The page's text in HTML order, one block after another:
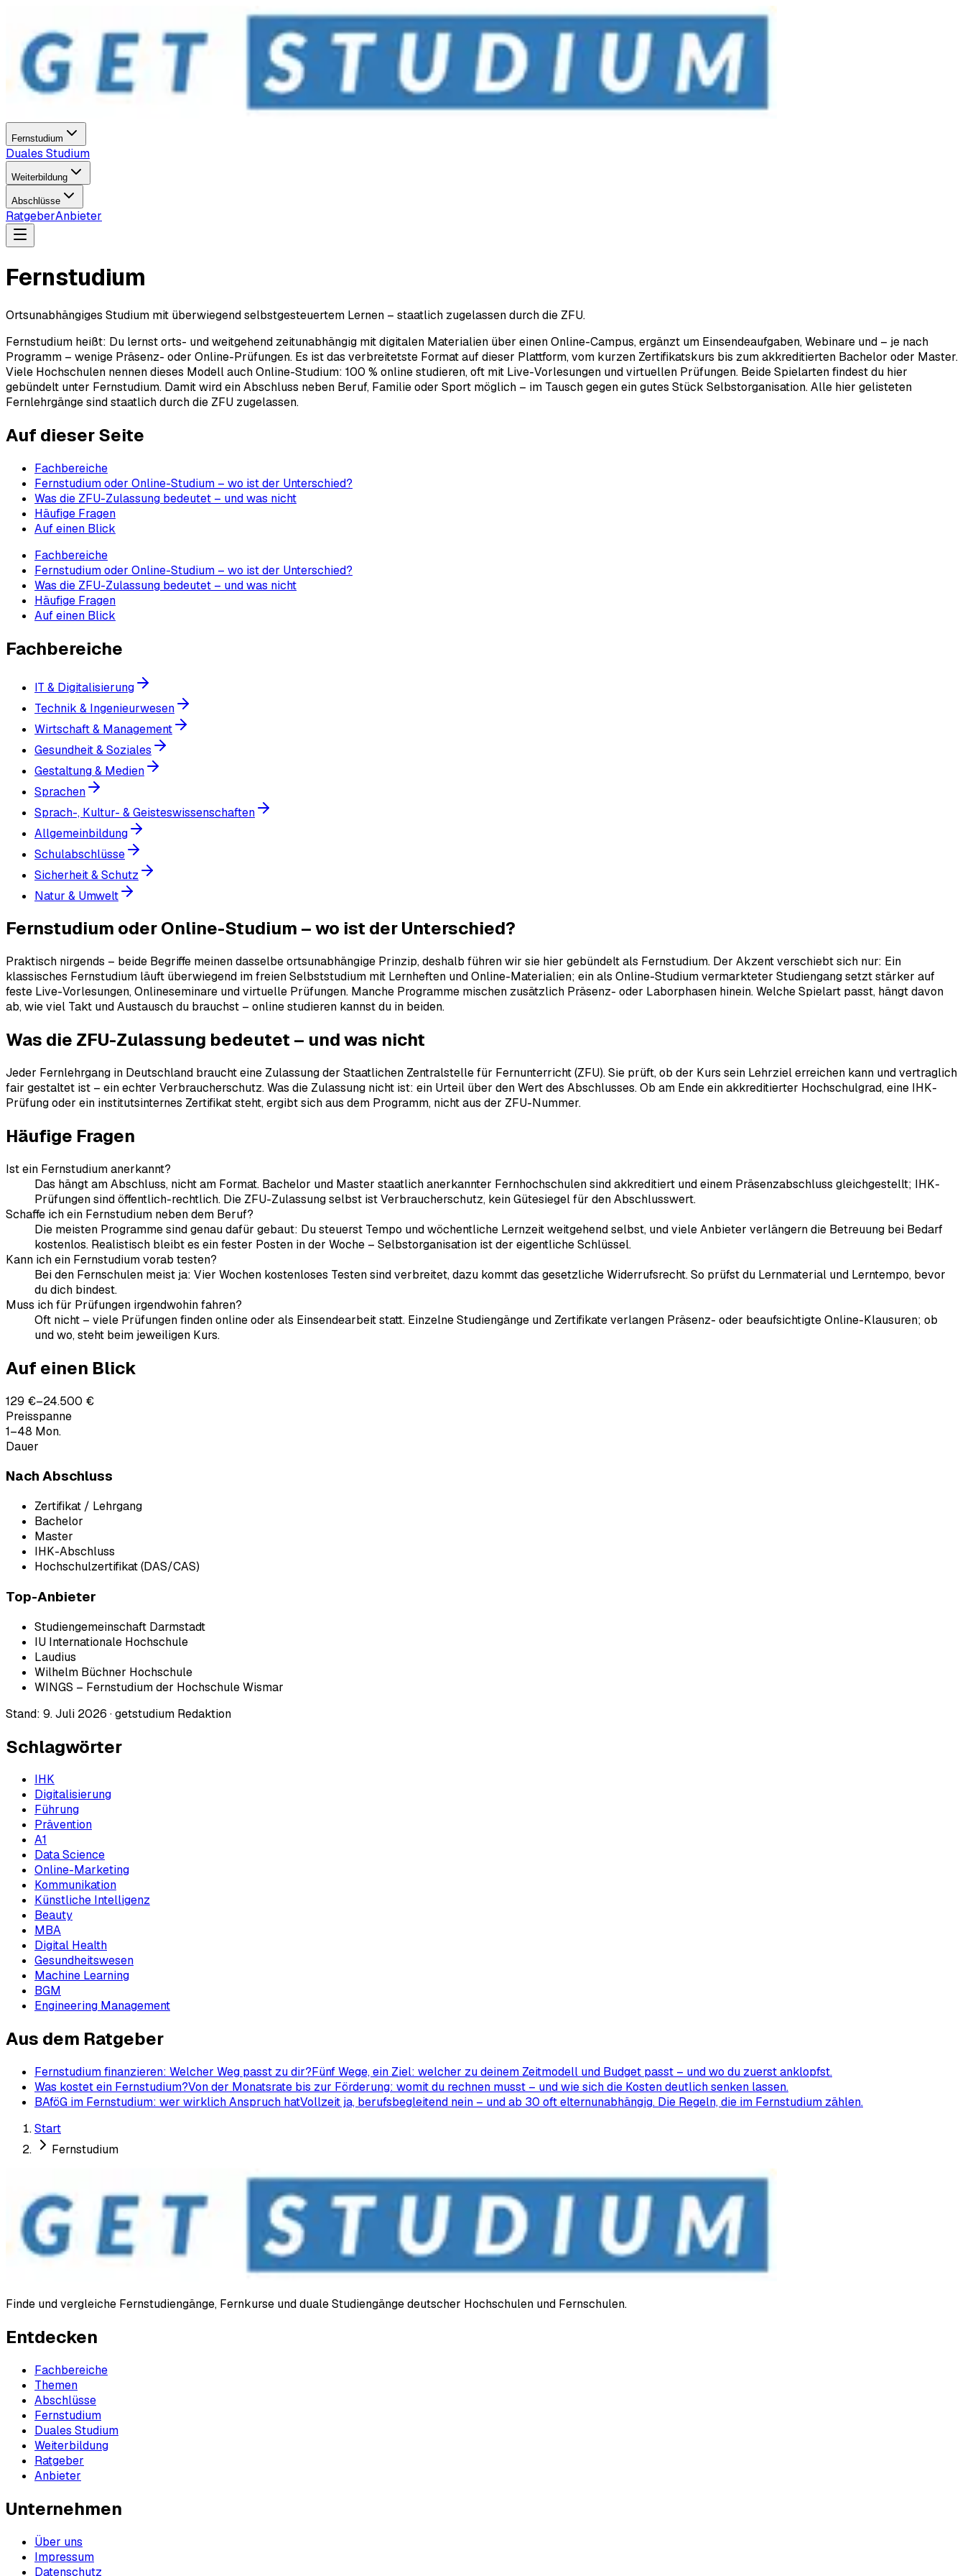
Fernstudium
Duales Studium
Weiterbildung
Abschlüsse
RatgeberAnbieter
Fernstudium
Ortsunabhängiges Studium mit überwiegend selbstgesteuertem Lernen – staatlich zugelassen durch die ZFU.
Fernstudium heißt: Du lernst orts- und weitgehend zeitunabhängig mit digitalen Materialien über einen Online-Campus, ergänzt um Einsendeaufgaben, Webinare und – je nach
Programm – wenige Präsenz- oder Online-Prüfungen. Es ist das verbreitetste Format auf dieser Plattform, vom kurzen Zertifikatskurs bis zum akkreditierten Bachelor oder Master.
Viele Hochschulen nennen dieses Modell auch Online-Studium: 100 % online studieren, oft mit Live-Vorlesungen und virtuellen Prüfungen. Beide Spielarten findest du hier
gebündelt unter Fernstudium. Damit wird ein Abschluss neben Beruf, Familie oder Sport möglich – im Tausch gegen ein gutes Stück Selbstorganisation. Alle hier gelisteten
Fernlehrgänge sind staatlich durch die ZFU zugelassen.
Auf dieser Seite
Fachbereiche
Fernstudium oder Online-Studium – wo ist der Unterschied?
Was die ZFU-Zulassung bedeutet – und was nicht
Häufige Fragen
Auf einen Blick
Fachbereiche
Fernstudium oder Online-Studium – wo ist der Unterschied?
Was die ZFU-Zulassung bedeutet – und was nicht
Häufige Fragen
Auf einen Blick
Fachbereiche
IT & Digitalisierung
Technik & Ingenieurwesen
Wirtschaft & Management
Gesundheit & Soziales
Gestaltung & Medien
Sprachen
Sprach-, Kultur- & Geisteswissenschaften
Allgemeinbildung
Schulabschlüsse
Sicherheit & Schutz
Natur & Umwelt
Fernstudium oder Online-Studium – wo ist der Unterschied?
Praktisch nirgends – beide Begriffe meinen dasselbe ortsunabhängige Prinzip, deshalb führen wir sie hier gebündelt als Fernstudium. Der Akzent verschiebt sich nur: Ein
klassisches Fernstudium läuft überwiegend im freien Selbststudium mit Lernheften und Online-Materialien; ein als Online-Studium vermarkteter Studiengang setzt stärker auf
feste Live-Vorlesungen, Onlineseminare und virtuelle Prüfungen. Manche Programme mischen zusätzlich Präsenz- oder Laborphasen hinein. Welche Spielart passt, hängt davon
ab, wie viel Takt und Austausch du brauchst – online studieren kannst du in beiden.
Was die ZFU-Zulassung bedeutet – und was nicht
Jeder Fernlehrgang in Deutschland braucht eine Zulassung der Staatlichen Zentralstelle für Fernunterricht (ZFU). Sie prüft, ob der Kurs sein Lehrziel erreichen kann und vertraglich
fair gestaltet ist – ein echter Verbraucherschutz. Was die Zulassung nicht ist: ein Urteil über den Wert des Abschlusses. Ob am Ende ein akkreditierter Hochschulgrad, eine IHK-
Prüfung oder ein institutsinternes Zertifikat steht, ergibt sich aus dem Programm, nicht aus der ZFU-Nummer.
Häufige Fragen
Ist ein Fernstudium anerkannt?
Das hängt am Abschluss, nicht am Format. Bachelor und Master staatlich anerkannter Fernhochschulen sind akkreditiert und einem Präsenzabschluss gleichgestellt; IHK-
Prüfungen sind öffentlich-rechtlich. Die ZFU-Zulassung selbst ist Verbraucherschutz, kein Gütesiegel für den Abschlusswert.
Schaffe ich ein Fernstudium neben dem Beruf?
Die meisten Programme sind genau dafür gebaut: Du steuerst Tempo und wöchentliche Lernzeit weitgehend selbst, und viele Anbieter verlängern die Betreuung bei Bedarf
kostenlos. Realistisch bleibt es ein fester Posten in der Woche – Selbstorganisation ist der eigentliche Schlüssel.
Kann ich ein Fernstudium vorab testen?
Bei den Fernschulen meist ja: Vier Wochen kostenloses Testen sind verbreitet, dazu kommt das gesetzliche Widerrufsrecht. So prüfst du Lernmaterial und Lerntempo, bevor
du dich bindest.
Muss ich für Prüfungen irgendwohin fahren?
Oft nicht – viele Prüfungen finden online oder als Einsendearbeit statt. Einzelne Studiengänge und Zertifikate verlangen Präsenz- oder beaufsichtigte Online-Klausuren; ob
und wo, steht beim jeweiligen Kurs.
Auf einen Blick
129 €–24.500 €
Preisspanne
1–48 Mon.
Dauer
Nach Abschluss
Zertifikat / Lehrgang
Bachelor
Master
IHK-Abschluss
Hochschulzertifikat (DAS/CAS)
Top-Anbieter
Studiengemeinschaft Darmstadt
IU Internationale Hochschule
Laudius
Wilhelm Büchner Hochschule
WINGS – Fernstudium der Hochschule Wismar
Stand: 9. Juli 2026 ·getstudium Redaktion
Schlagwörter
IHK
Digitalisierung
Führung
Prävention
A1
Data Science
Online-Marketing
Kommunikation
Künstliche Intelligenz
Beauty
MBA
Digital Health
Gesundheitswesen
Machine Learning
BGM
Engineering Management
Aus dem Ratgeber
Fernstudium finanzieren: Welcher Weg passt zu dir?Fünf Wege, ein Ziel: welcher zu deinem Zeitmodell und Budget passt – und wo du zuerst anklopfst.
Was kostet ein Fernstudium?Von der Monatsrate bis zur Förderung: womit du rechnen musst – und wie sich die Kosten deutlich senken lassen.
BAföG im Fernstudium: wer wirklich Anspruch hatVollzeit ja, berufsbegleitend nein – und ab 30 oft elternunabhängig. Die Regeln, die im Fernstudium zählen.
Start
Fernstudium
Finde und vergleiche Fernstudiengänge, Fernkurse und duale Studiengänge deutscher Hochschulen und Fernschulen.
Entdecken
Fachbereiche
Themen
Abschlüsse
Fernstudium
Duales Studium
Weiterbildung
Ratgeber
Anbieter
Unternehmen
Über uns
Impressum
Datenschutz